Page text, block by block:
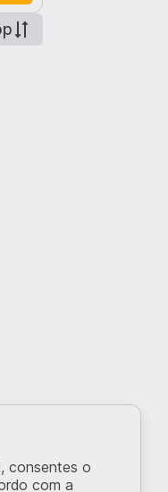
consentes o
com a